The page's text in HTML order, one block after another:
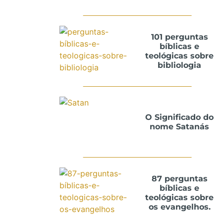
101 perguntas
bíblicas e
teológicas sobre
bibliologia
O Significado do
nome Satanás
87 perguntas
bíblicas e
teológicas sobre
os evangelhos.